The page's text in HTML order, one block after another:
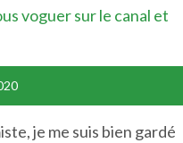
voguer sur le canal et
je me suis bien gardé